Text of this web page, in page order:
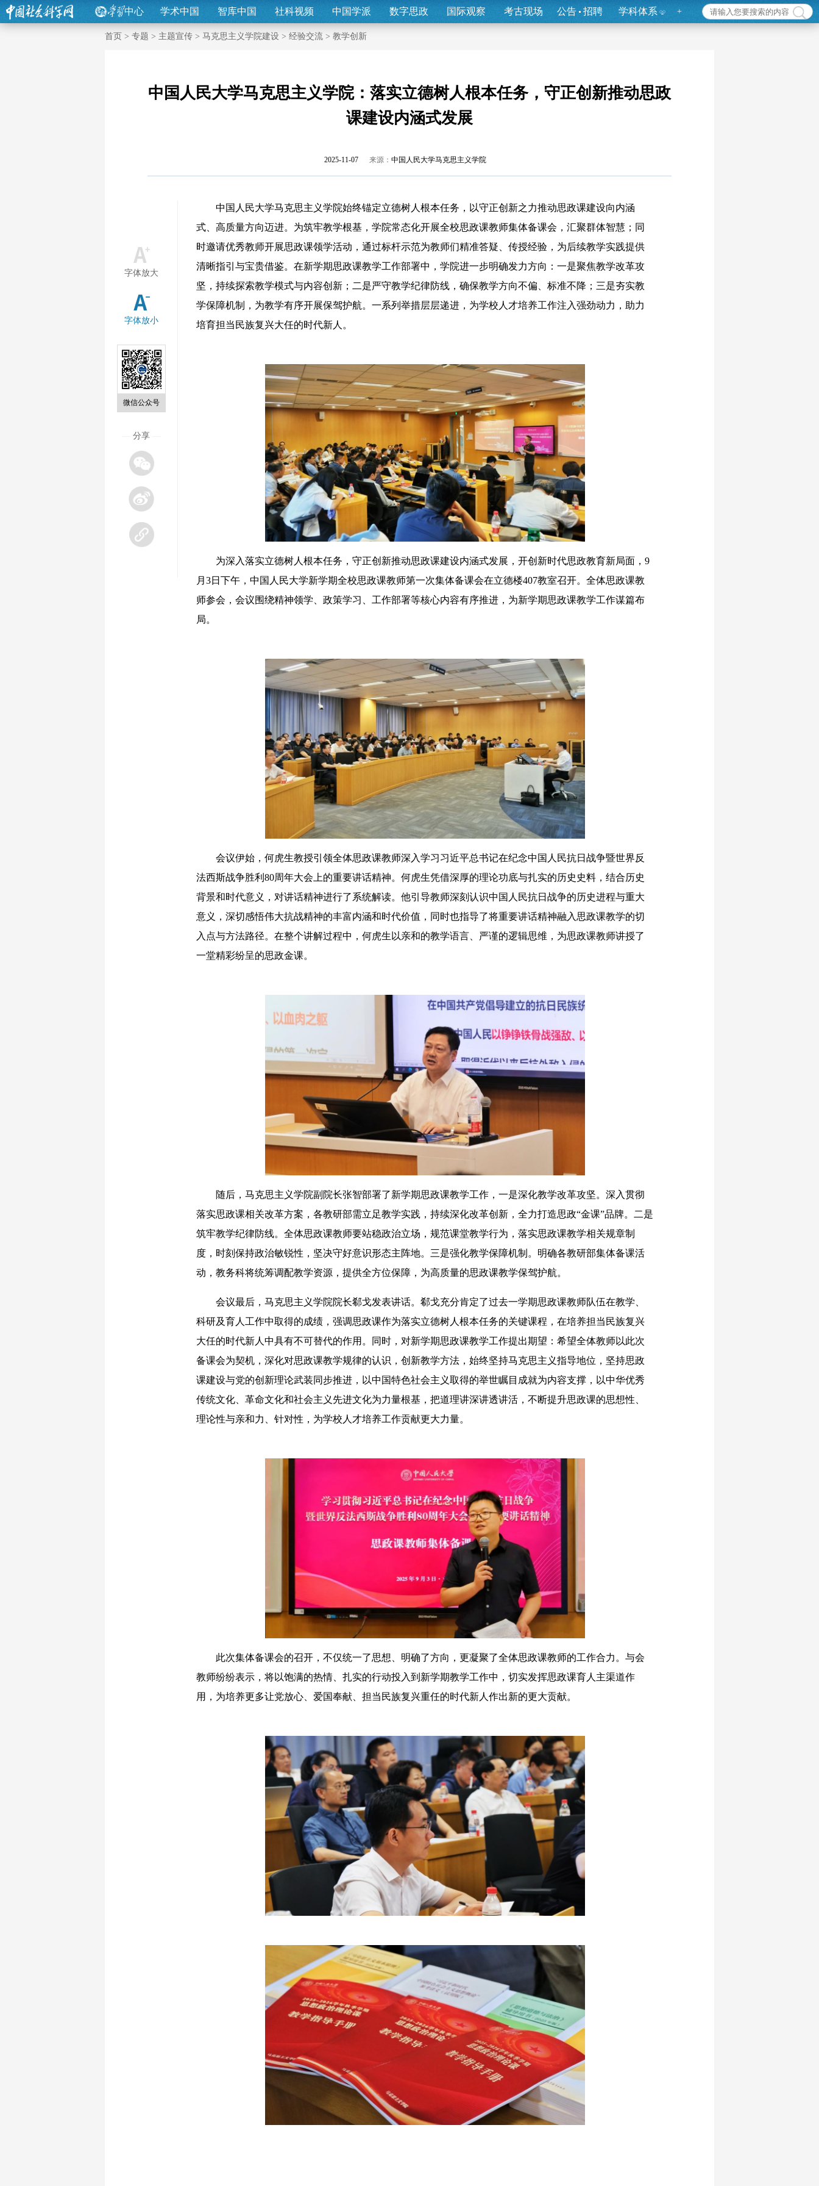
中心 学术中国 智库中国 社科视频 中国学派 数字思政 国际观察 考古现场 公告 招聘 学科体系 +
首页 > 专题 > 主题宣传 > 马克思主义学院建设 > 经验交流 > 教学创新
中国人民大学马克思主义学院：落实立德树人根本任务，守正创新推动思政
课建设内涵式发展
2025-11-07 来源： 中国人民大学马克思主义学院
字体放大
字体放小
微信公众号
分享
中国人民大学马克思主义学院始终锚定立德树人根本任务，以守正创新之力推动思政课建设向内涵
式、高质量方向迈进。为筑牢教学根基，学院常态化开展全校思政课教师集体备课会，汇聚群体智慧；同
时邀请优秀教师开展思政课领学活动，通过标杆示范为教师们精准答疑、传授经验，为后续教学实践提供
清晰指引与宝贵借鉴。在新学期思政课教学工作部署中，学院进一步明确发力方向：一是聚焦教学改革攻
坚，持续探索教学模式与内容创新；二是严守教学纪律防线，确保教学方向不偏、标准不降；三是夯实教
学保障机制，为教学有序开展保驾护航。一系列举措层层递进，为学校人才培养工作注入强劲动力，助力
培育担当民族复兴大任的时代新人。
为深入落实立德树人根本任务，守正创新推动思政课建设内涵式发展，开创新时代思政教育新局面，9
月3日下午，中国人民大学新学期全校思政课教师第一次集体备课会在立德楼407教室召开。全体思政课教
师参会，会议围绕精神领学、政策学习、工作部署等核心内容有序推进，为新学期思政课教学工作谋篇布
局。
会议伊始，何虎生教授引领全体思政课教师深入学习习近平总书记在纪念中国人民抗日战争暨世界反
法西斯战争胜利80周年大会上的重要讲话精神。何虎生凭借深厚的理论功底与扎实的历史史料，结合历史
背景和时代意义，对讲话精神进行了系统解读。他引导教师深刻认识中国人民抗日战争的历史进程与重大
意义，深切感悟伟大抗战精神的丰富内涵和时代价值，同时也指导了将重要讲话精神融入思政课教学的切
入点与方法路径。在整个讲解过程中，何虎生以亲和的教学语言、严谨的逻辑思维，为思政课教师讲授了
一堂精彩纷呈的思政金课。
随后，马克思主义学院副院长张智部署了新学期思政课教学工作，一是深化教学改革攻坚。深入贯彻
落实思政课相关改革方案，各教研部需立足教学实践，持续深化改革创新，全力打造思政“金课”品牌。二是
筑牢教学纪律防线。全体思政课教师要站稳政治立场，规范课堂教学行为，落实思政课教学相关规章制
度，时刻保持政治敏锐性，坚决守好意识形态主阵地。三是强化教学保障机制。明确各教研部集体备课活
动，教务科将统筹调配教学资源，提供全方位保障，为高质量的思政课教学保驾护航。
会议最后，马克思主义学院院长郗戈发表讲话。郗戈充分肯定了过去一学期思政课教师队伍在教学、
科研及育人工作中取得的成绩，强调思政课作为落实立德树人根本任务的关键课程，在培养担当民族复兴
大任的时代新人中具有不可替代的作用。同时，对新学期思政课教学工作提出期望：希望全体教师以此次
备课会为契机，深化对思政课教学规律的认识，创新教学方法，始终坚持马克思主义指导地位，坚持思政
课建设与党的创新理论武装同步推进，以中国特色社会主义取得的举世瞩目成就为内容支撑，以中华优秀
传统文化、革命文化和社会主义先进文化为力量根基，把道理讲深讲透讲活，不断提升思政课的思想性、
理论性与亲和力、针对性，为学校人才培养工作贡献更大力量。
此次集体备课会的召开，不仅统一了思想、明确了方向，更凝聚了全体思政课教师的工作合力。与会
教师纷纷表示，将以饱满的热情、扎实的行动投入到新学期教学工作中，切实发挥思政课育人主渠道作
用，为培养更多让党放心、爱国奉献、担当民族复兴重任的时代新人作出新的更大贡献。